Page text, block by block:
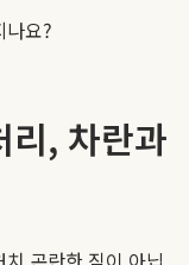
나요?
리, 차란과